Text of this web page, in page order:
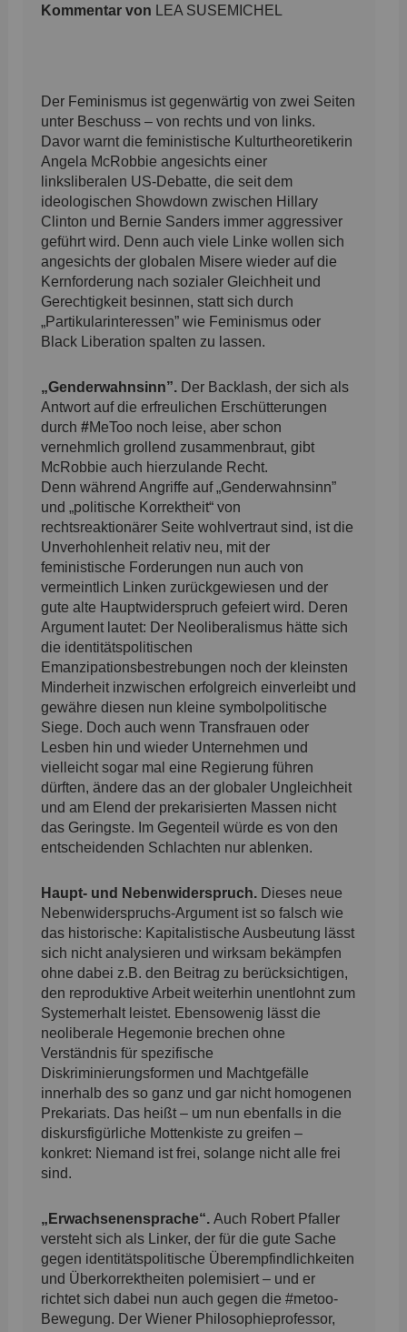
Kommentar von LEA SUSEMICHEL
Der Feminismus ist gegenwärtig von zwei Seiten
unter Beschuss – von rechts und von links.
Davor warnt die feministische Kulturtheoretikerin
Angela McRobbie angesichts einer
linksliberalen US-Debatte, die seit dem
ideologischen Showdown zwischen Hillary
Clinton und Bernie Sanders immer aggressiver
geführt wird. Denn auch viele Linke wollen sich
angesichts der globalen Misere wieder auf die
Kernforderung nach sozialer Gleichheit und
Gerechtigkeit besinnen, statt sich durch
„Partikularinteressen” wie Feminismus oder
Black Liberation spalten zu lassen.
„Genderwahnsinn”. Der Backlash, der sich als
Antwort auf die erfreulichen Erschütterungen
durch#MeToo noch leise, aber schon
vernehmlich grollend zusammenbraut, gibt
McRobbie auch hierzulande Recht.
Denn während Angriffe auf „Genderwahnsinn”
und „politische Korrektheit“ von
rechtsreaktionärer Seite wohlvertraut sind, ist die
Unverhohlenheit relativ neu, mit der
feministische Forderungen nun auch von
vermeintlich Linken zurückgewiesen und der
gute alte Hauptwiderspruch gefeiert wird. Deren
Argument lautet: Der Neoliberalismus hätte sich
die identitätspolitischen
Emanzipationsbestrebungen noch der kleinsten
Minderheit inzwischen erfolgreich einverleibt und
gewähre diesen nun kleine symbolpolitische
Siege. Doch auch wenn Transfrauen oder
Lesben hin und wieder Unternehmen und
vielleicht sogar mal eine Regierung führen
dürften, ändere das an der globaler Ungleichheit
und am Elend der prekarisierten Massen nicht
das Geringste. Im Gegenteil würde es von den
entscheidenden Schlachten nur ablenken.
Haupt- und Nebenwiderspruch. Dieses neue
Nebenwiderspruchs-Argument ist so falsch wie
das historische: Kapitalistische Ausbeutung lässt
sich nicht analysieren und wirksam bekämpfen
ohne dabei z.B. den Beitrag zu berücksichtigen,
den reproduktive Arbeit weiterhin unentlohnt zum
Systemerhalt leistet. Ebensowenig lässt die
neoliberale Hegemonie brechen ohne
Verständnis für spezifische
Diskriminierungsformen und Machtgefälle
innerhalb des so ganz und gar nicht homogenen
Prekariats. Das heißt – um nun ebenfalls in die
diskursfigürliche Mottenkiste zu greifen –
konkret: Niemand ist frei, solange nicht alle frei
sind.
„Erwachsenensprache“.Auch Robert Pfaller
versteht sich als Linker, der für die gute Sache
gegen identitätspolitische Überempfindlichkeiten
und Überkorrektheiten polemisiert – und er
richtet sich dabei nun auch gegen die #metoo-
Bewegung. Der Wiener Philosophieprofessor,